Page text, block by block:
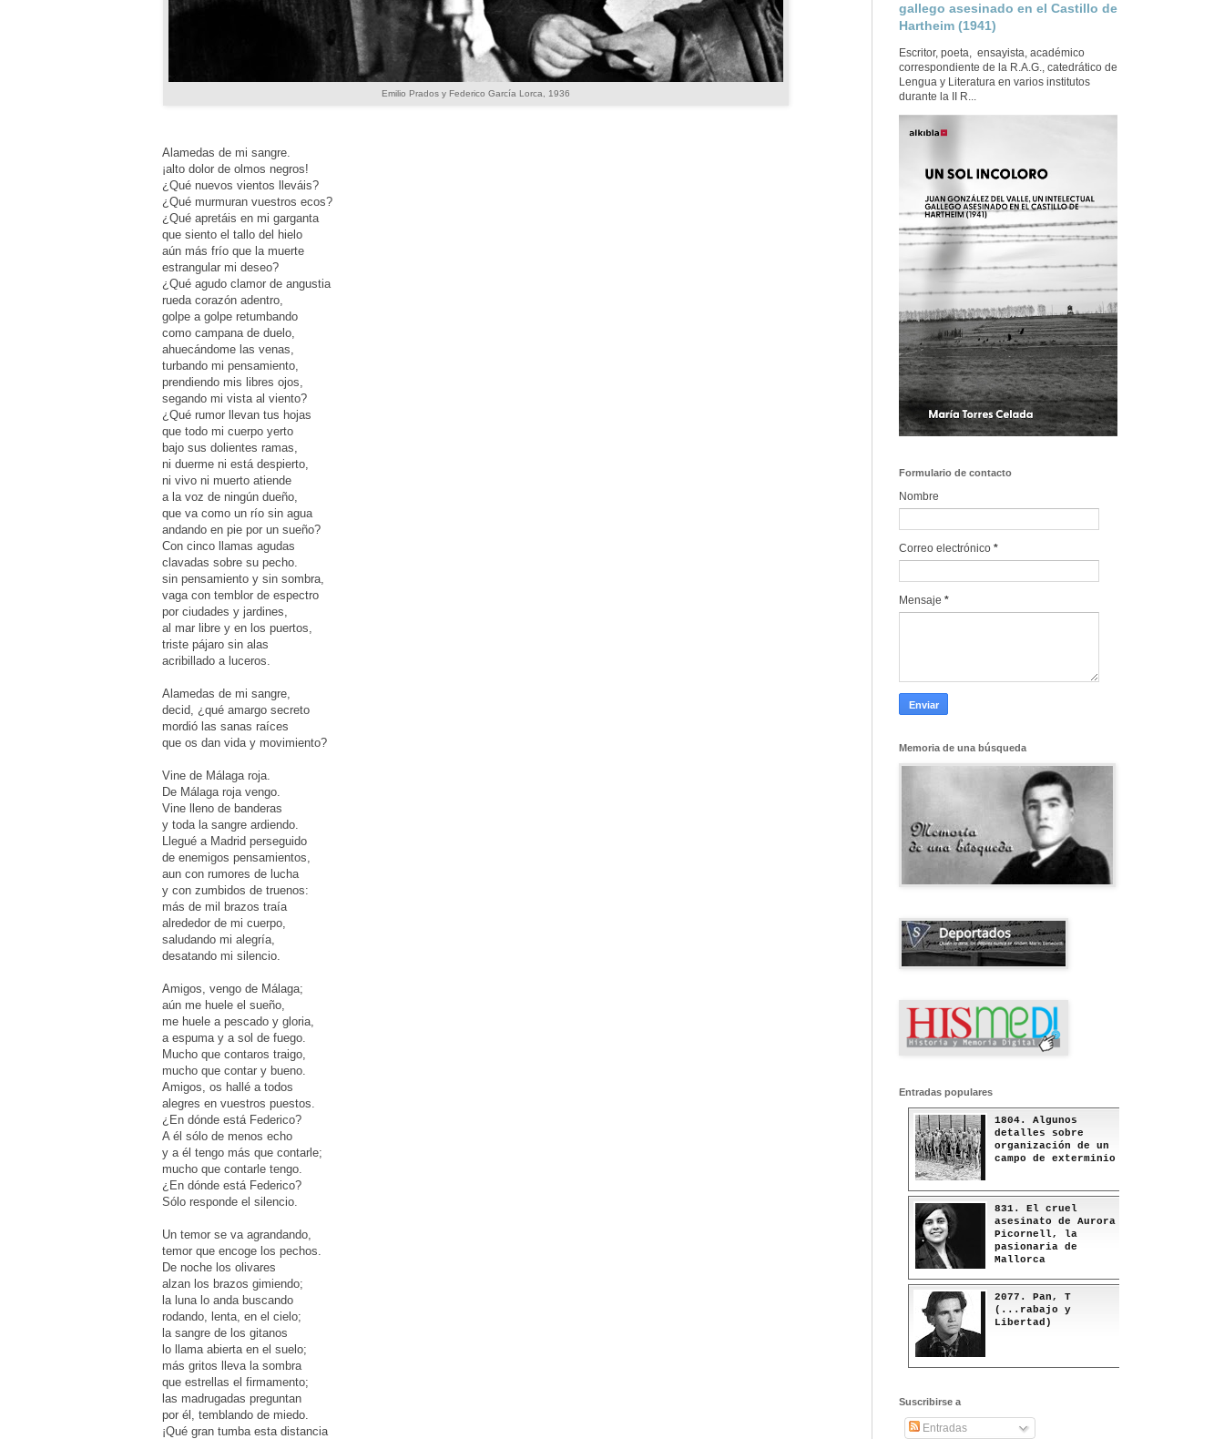
Emilio Prados y Federico García Lorca, 1936
Alamedas de mi sangre.
¡alto dolor de olmos negros!
¿Qué nuevos vientos lleváis?
¿Qué murmuran vuestros ecos?
¿Qué apretáis en mi garganta
que siento el tallo del hielo
aún más frío que la muerte
estrangular mi deseo?
¿Qué agudo clamor de angustia
rueda corazón adentro,
golpe a golpe retumbando
como campana de duelo,
ahuecándome las venas,
turbando mi pensamiento,
prendiendo mis libres ojos,
segando mi vista al viento?
¿Qué rumor llevan tus hojas
que todo mi cuerpo yerto
bajo sus dolientes ramas,
ni duerme ni está despierto,
ni vivo ni muerto atiende
a la voz de ningún dueño,
que va como un río sin agua
andando en pie por un sueño?
Con cinco llamas agudas
clavadas sobre su pecho.
sin pensamiento y sin sombra,
vaga con temblor de espectro
por ciudades y jardines,
al mar libre y en los puertos,
triste pájaro sin alas
acribillado a luceros.
Alamedas de mi sangre,
decid, ¿qué amargo secreto
mordió las sanas raíces
que os dan vida y movimiento?
Vine de Málaga roja.
De Málaga roja vengo.
Vine lleno de banderas
y toda la sangre ardiendo.
Llegué a Madrid perseguido
de enemigos pensamientos,
aun con rumores de lucha
y con zumbidos de truenos:
más de mil brazos traía
alrededor de mi cuerpo,
saludando mi alegría,
desatando mi silencio.
Amigos, vengo de Málaga;
aún me huele el sueño,
me huele a pescado y gloria,
a espuma y a sol de fuego.
Mucho que contaros traigo,
mucho que contar y bueno.
Amigos, os hallé a todos
alegres en vuestros puestos.
¿En dónde está Federico?
A él sólo de menos echo
y a él tengo más que contarle;
mucho que contarle tengo.
¿En dónde está Federico?
Sólo responde el silencio.
Un temor se va agrandando,
temor que encoge los pechos.
De noche los olivares
alzan los brazos gimiendo;
la luna lo anda buscando
rodando, lenta, en el cielo;
la sangre de los gitanos
lo llama abierta en el suelo;
más gritos lleva la sombra
que estrellas el firmamento;
las madrugadas preguntan
por él, temblando de miedo.
¡Qué gran tumba esta distancia
gallego asesinado en el Castillo de
Hartheim (1941)
Escritor, poeta, ensayista, académico
correspondiente de la R.A.G., catedrático de
Lengua y Literatura en varios institutos
durante la II R...
Formulario de contacto
Nombre
Correo electrónico *
Mensaje *
Memoria de una búsqueda
Entradas populares
1804. Algunos
detalles sobre
organización de un
campo de exterminio
831. El cruel
asesinato de Aurora
Picornell, la
pasionaria de
Mallorca
2077. Pan, T
(...rabajo y
Libertad)
Suscribirse a
Entradas